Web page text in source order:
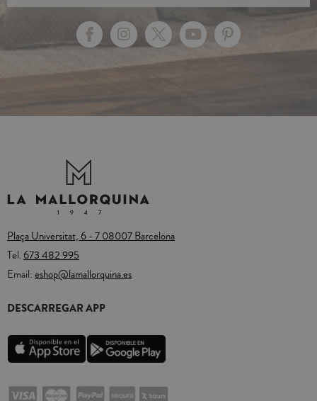
Plaça Universitat, 6 - 7 08007 Barcelona
Tel.673 482 995
Email:eshop@lamallorquina.es
DESCARREGAR APP